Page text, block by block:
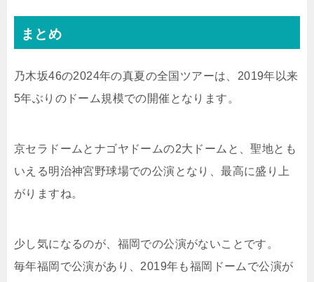
まとめ
乃木坂46の2024年の真夏の全国ツアーは、2019年以来
5年ぶりのドーム規模での開催となります。
京セラドームとナゴヤドームの2大ドームと、聖地とも
いえる明治神宮野球場での公演となり、最高に盛り上
がりますね。
少し気になるのが、福岡での公演がないことです。
毎年福岡で公演があり、2019年も福岡ドームで公演が